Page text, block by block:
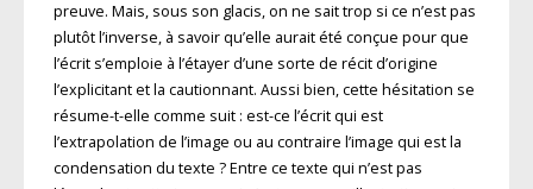
preuve. Mais, sous son glacis, on ne sait trop si ce n’est pas
plutôt l’inverse, à savoir qu’elle aurait été conçue pour que
l’écrit s’emploie à l’étayer d’une sorte de récit d’origine
l’explicitant et la cautionnant. Aussi bien, cette hésitation se
résume-t-elle comme suit : est-ce l’écrit qui est
l’extrapolation de l’image ou au contraire l’image qui est la
condensation du texte ? Entre ce texte qui n’est pas